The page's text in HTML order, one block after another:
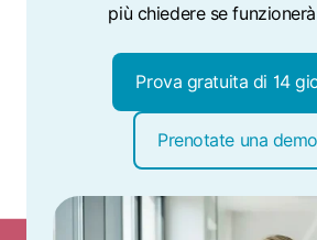
più chiedere se
Prova gratuita di 14
Prenotate una demo